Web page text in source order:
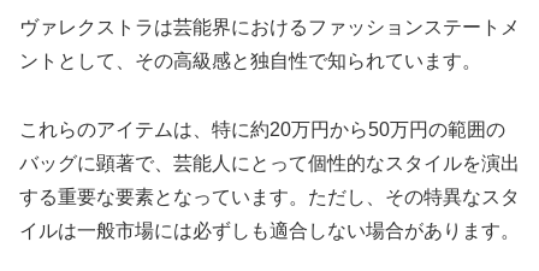
ヴァレクストラは芸能界におけるファッションステートメ
ントとして、その高級感と独自性で知られています。
これらのアイテムは、特に約20万円から50万円の範囲の
バッグに顕著で、芸能人にとって個性的なスタイルを演出
する重要な要素となっています。ただし、その特異なスタ
イルは一般市場には必ずしも適合しない場合があります。